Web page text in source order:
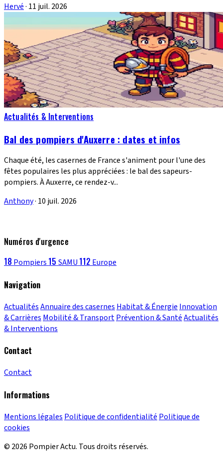
Hervé· 11 juil. 2026
Actualités & Interventions
Bal des pompiers d'Auxerre : dates et infos
Chaque été, les casernes de France s'animent pour l'une des
fêtes populaires les plus appréciées : le bal des sapeurs-
pompiers. À Auxerre, ce rendez-v...
Anthony· 10 juil. 2026
Numéros d'urgence
18 Pompiers 15 SAMU 112 Europe
Navigation
ActualitésAnnuaire des casernes Habitat & Énergie Innovation
& Carrières Mobilité & TransportPrévention & SantéActualités
& Interventions
Contact
Contact
Informations
Mentions légales Politique de confidentialité Politique de
cookies
© 2026 Pompier Actu. Tous droits réservés.